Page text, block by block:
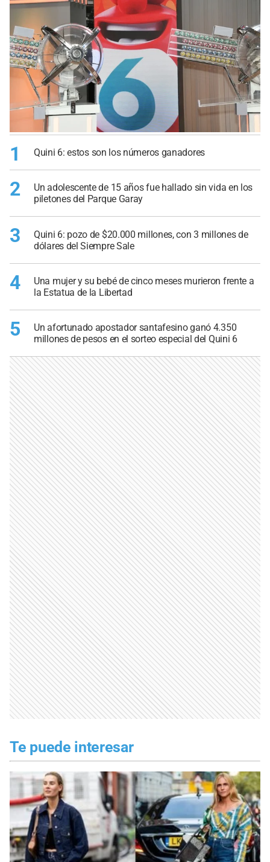
1 Quini 6: estos son los números ganadores
2
Un adolescente de 15 años fue hallado sin vida en los
piletones del Parque Garay
3
Quini 6: pozo de $20.000 millones, con 3 millones de
dólares del Siempre Sale
4
Una mujer y su bebé de cinco meses murieron frente a
la Estatua de la Libertad
5
Un afortunado apostador santafesino ganó 4.350
millones de pesos en el sorteo especial del Quini 6
Te puede interesar